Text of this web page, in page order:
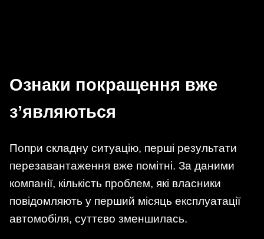
Ознаки покращення вже
з’являються
Попри складну ситуацію, перші результати
перезавантаження вже помітні. За даними
компанії, кількість проблем, які власники
повідомляють у перший місяць експлуатації
автомобіля, суттєво зменшилась.